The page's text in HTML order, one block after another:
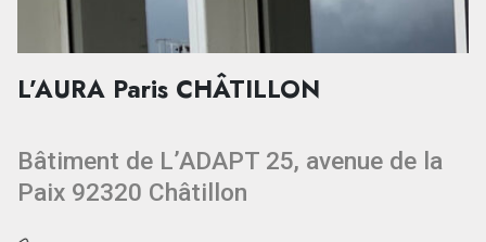
L’AURA Paris CHÂTILLON
Bâtiment de L’ADAPT 25, avenue de la
Paix 92320 Châtillon